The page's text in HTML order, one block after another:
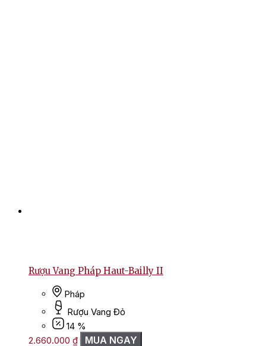
Rượu Vang Pháp Haut-Bailly II
Pháp
Rượu Vang Đỏ
14 %
2.660.000 ₫ MUA NGAY